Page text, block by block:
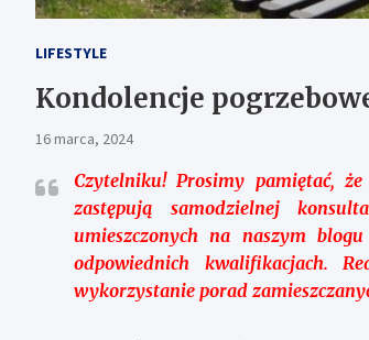
LIFESTYLE
Kondolencje
16 marca, 2024
Czytelniku!Prosimy pamiętać,
zastępują samodzielnej
umieszczonych na naszym
odpowiednich kwalifikacjach.
wykorzystanie porad